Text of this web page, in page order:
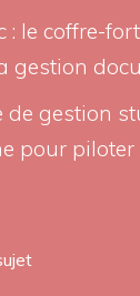
: le coffre-
gestion
de gestion
pour